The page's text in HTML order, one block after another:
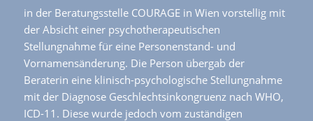
in der Beratungsstelle COURAGE in Wien vorstellig mit
der Absicht einer psychotherapeutischen
Stellungnahme für eine Personenstand- und
Vornamensänderung. Die Person übergab der
Beraterin eine klinisch-psychologische Stellungnahme
mit der Diagnose Geschlechtsinkongruenz nach WHO,
ICD-11. Diese wurde jedoch vom zuständigen